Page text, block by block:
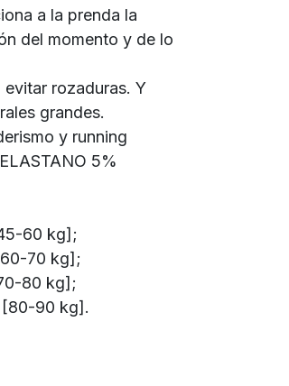
a la prenda la
del momento y de lo
rozaduras. Y
grandes.
y running
5%
60 kg];
70 kg];
80 kg];
[80-90 kg].